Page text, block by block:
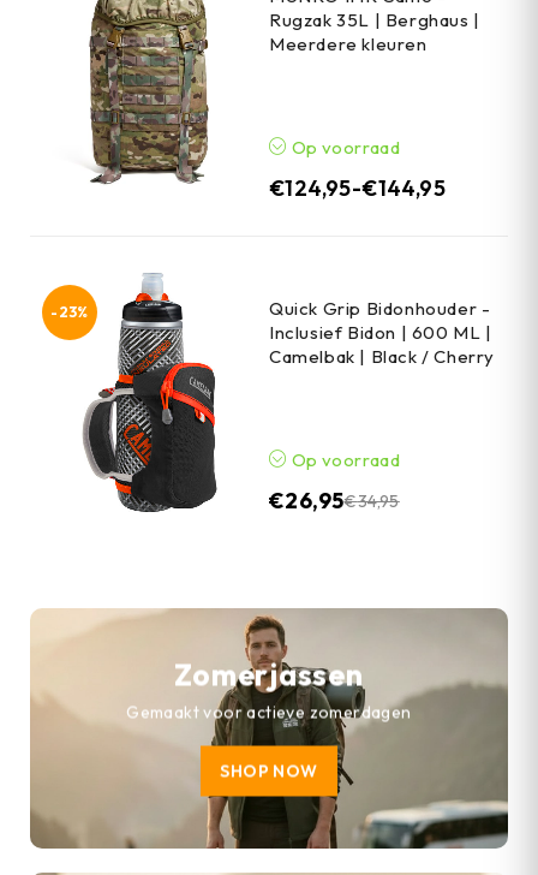
Rugzak 35L | Berghaus |
Meerdere kleuren
Op voorraad
€124,95-€144,95
-23%
Quick Grip Bidonhouder -
Inclusief Bidon | 600 ML |
Camelbak | Black / Cherry
Op voorraad
€34,95
€26,95
Zomerjassen
Gemaakt voor actieve zomerdagen
SHOP NOW